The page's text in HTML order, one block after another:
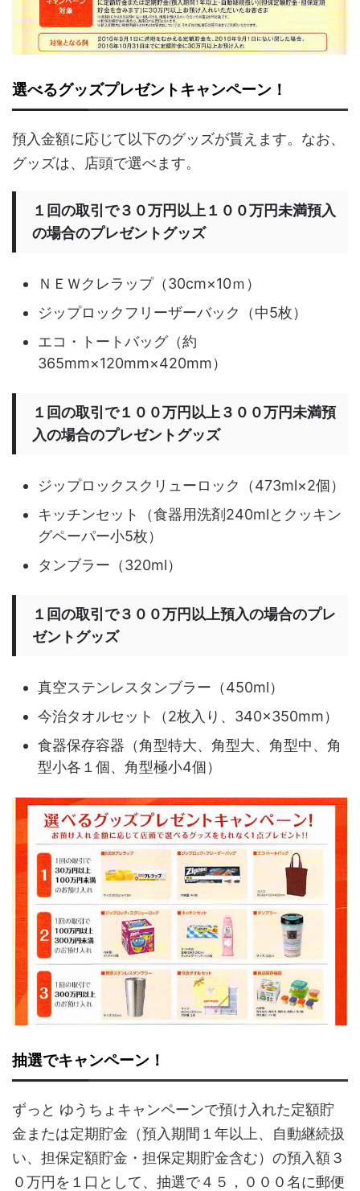
選べるグッズプレゼントキャンペーン！
預入金額に応じて以下のグッズが貰えます。なお、
グッズは、店頭で選べます。
１回の取引で３０万円以上１００万円未満預入
の場合のプレゼントグッズ
ＮＥＷクレラップ（30cm×10ｍ）
ジップロックフリーザーバック（中5枚）
エコ・トートバッグ（約
365mm×120mm×420mm）
１回の取引で１００万円以上３００万円未満預
入の場合のプレゼントグッズ
ジップロックスクリューロック（473ml×2個）
キッチンセット（食器用洗剤240mlとクッキン
グペーパー小5枚）
タンブラー（320ml）
１回の取引で３００万円以上預入の場合のプレ
ゼントグッズ
真空ステンレスタンブラー（450ml）
今治タオルセット（2枚入り、340×350mm）
食器保存容器（角型特大、角型大、角型中、角
型小各１個、角型極小4個）
抽選でキャンペーン！
ずっと ゆうちょキャンペーンで預け入れた定額貯
金または定期貯金（預入期間１年以上、自動継続扱
い、担保定額貯金・担保定期貯金含む）の預入額３
０万円を１口として、抽選で４５，０００名に郵便